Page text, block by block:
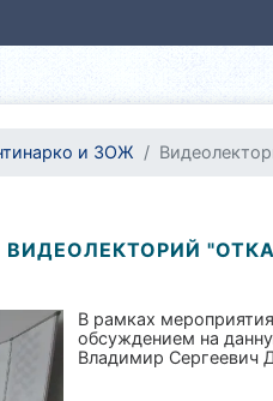
и ЗОЖ
ВИДЕОЛЕКТОРИЙ
В рамках
обсуждением на
Владимир Сергеевич